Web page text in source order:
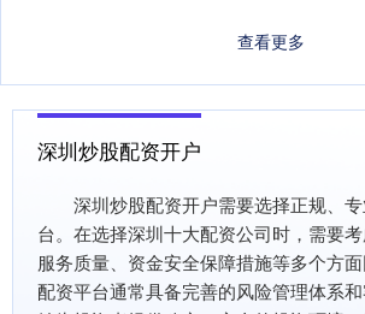
查看更多
深圳炒股配资开户
深圳炒股配资开户需要选择正规、
台。在选择深圳十大配资公司时，需要考
服务质量、资金安全保障措施等多个方
配资平台通常具备完善的风险管理体系